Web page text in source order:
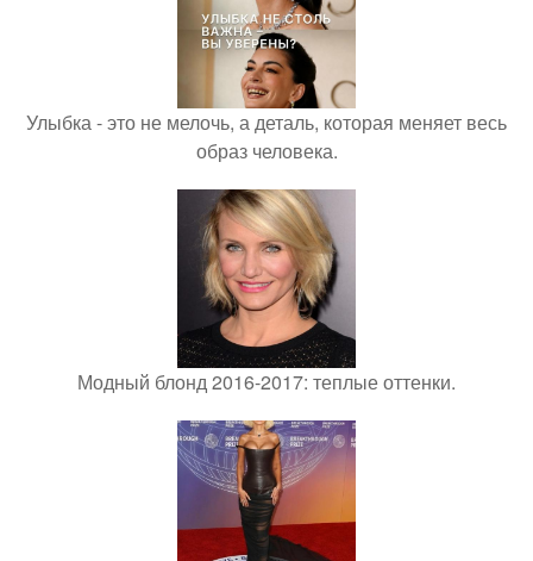
Улыбка - это не мелочь, а деталь, которая меняет весь
образ человека.
Модный блонд 2016-2017: теплые оттенки.